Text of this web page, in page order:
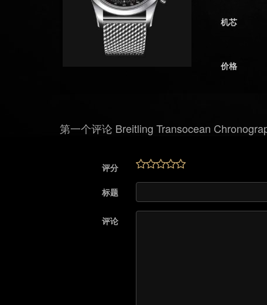
机芯
价格
第一个评论 Breitling Transocean
评分
标题
评论